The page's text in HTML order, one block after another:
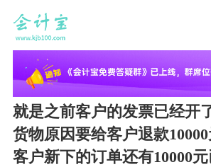
就是之前客户的发票已经开
货物原因要给客户退款
客户新下的订单还有10000